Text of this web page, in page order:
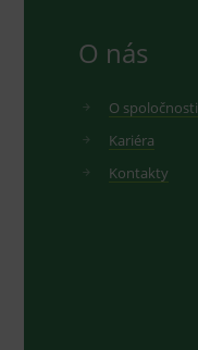
O nás
O spoločnosti
Kariéra
Kontakty